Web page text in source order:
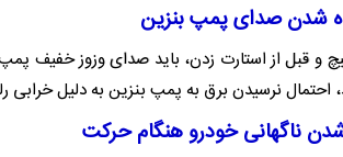
و قبل از استارت زدن، باید صدای وزوز خفیف
نرسیدن برق به پمپ بنزین به دلیل خرابی